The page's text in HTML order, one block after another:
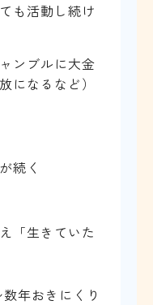
も活動し続け
ンブルに大金
になるなど）
続く
「生きていた
年おきにくり